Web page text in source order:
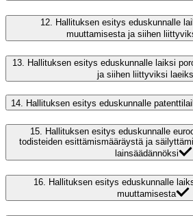
12. Hallituksen esitys eduskunnalle
muuttamisesta ja siihen
13.
Hallituksen esitys eduskunnalle laiksi
ja siihen liittyviksi
14. Hallituksen esitys eduskunnalle
15. Hallituksen esitys eduskunnalle
todisteiden esittämismääräystä ja
lainsäädännöksi
16. Hallituksen esitys eduskunnalle
muuttamisesta